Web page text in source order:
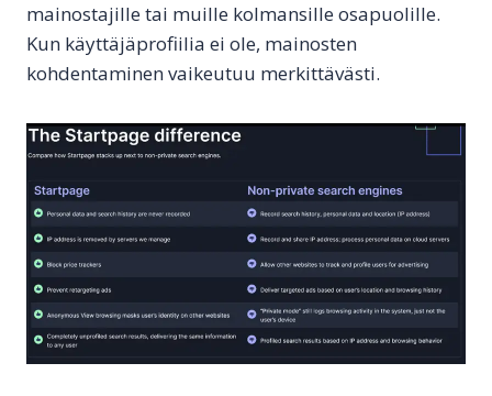
mainostajille tai muille kolmansille osapuolille.
Kun käyttäjäprofiilia ei ole, mainosten
kohdentaminen vaikeutuu merkittävästi.